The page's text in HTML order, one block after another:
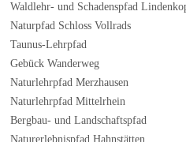
Waldlehr- und Schadenspfad
Naturpfad Schloss Vollrads
Taunus-Lehrpfad
Gebück Wanderweg
Naturlehrpfad Merzhausen
Naturlehrpfad Mittelrhein
Bergbau- und Landschaftspfad
Naturerlebnispfad Hahnstätten